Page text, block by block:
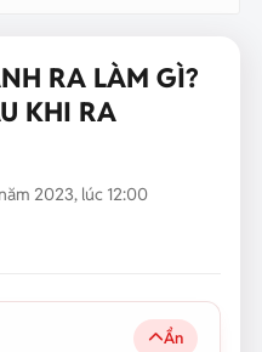
RA LÀM GÌ?
KHI RA
2023, lúc 12:00
Ẩn